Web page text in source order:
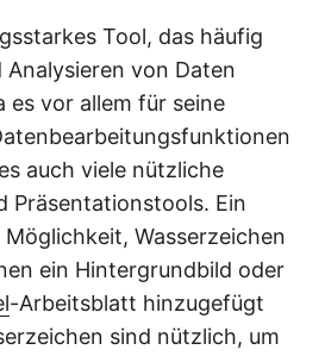
Tool, das häufig
von Daten
es vor allem für seine
auch viele nützliche
Präsentationstools. Ein
Wasserzeichen
ein Hintergrundbild oder
-Arbeitsblatt hinzugefügt
sind nützlich, um